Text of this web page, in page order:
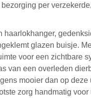
per
haarlokhanger,
glazen buisje.
voor een zichtbare
van een overleden
mooier dan op deze
zorg handmatig